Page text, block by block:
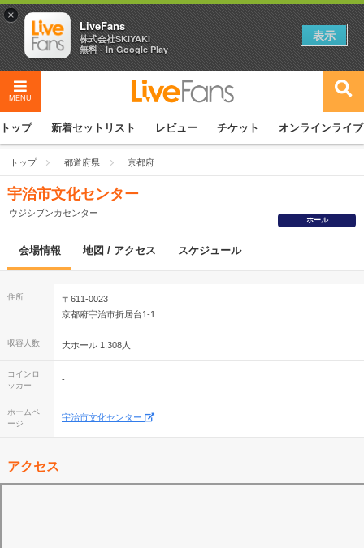
MENU
トップ 新着セットリスト レビュー チケット オンラインライブ
トップ 都道府県 京都府
宇治市文化センター
ウジシブンカセンター
ホール
会場情報 地図 / アクセス スケジュール
住所
〒611-0023
京都府宇治市折居台1-1
収容人数 大ホール 1,308人
コインロ
ッカー
-
ホームペ
ージ
宇治市文化センター
アクセス
×
LiveFans
株式会社SKIYAKI
無料 - In Google Play
表示